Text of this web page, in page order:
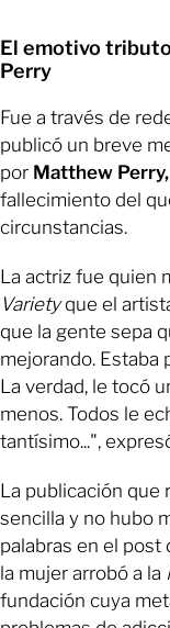
El emotivo
Perry
Fue a través de
publicó un breve
por Matthew Perry,
fallecimiento del
circunstancias.
La actriz fue quien
Varietyque el
que la gente sepa
mejorando. Estaba
La verdad, le tocó
menos. Todos le
tantísimo...",
La publicación que
sencilla y no hubo
palabras en el post
la mujer arrobó a la
fundación cuya